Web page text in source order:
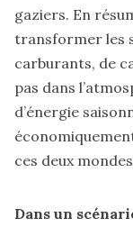
gaziers. En
transformer les
carburants, de
pas dans
d’énergie
ces deux
Dans un